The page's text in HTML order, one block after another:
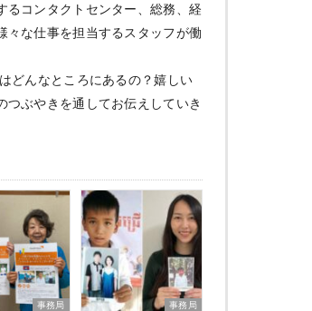
るコンタクトセンター、総務、経
々な仕事を担当するスタッフが働
どんなところにあるの？嬉しい
つぶやきを通してお伝えしていき
事務局 事務局